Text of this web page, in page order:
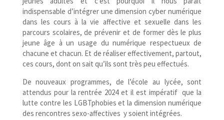
indispensable d’intégrer une dimension cyber numérique
dans les cours à la vie affective et sexuelle dans les
parcours scolaires, de prévenir et de former dès le plus
jeune âge à un usage du numérique respectueux de
chacune et chacun. Et de réaliser effectivement, partout,
ces cours, dont on sait qu’ils sont très peu effectués.
De nouveaux programmes, de l’école au lycée, sont
attendus pour la rentrée 2024 et il est impératif que la
lutte contre les LGBTphobies et la dimension numérique
des rencontres sexo-​affectives y soient intégrées.